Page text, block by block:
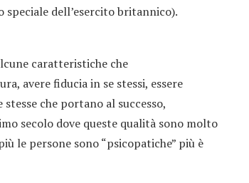
speciale dell’esercito britannico).
caratteristiche che
avere fiducia in se stessi, essere
che portano al successo,
secolo dove queste qualità sono molto
le persone sono “psicopatiche” più è